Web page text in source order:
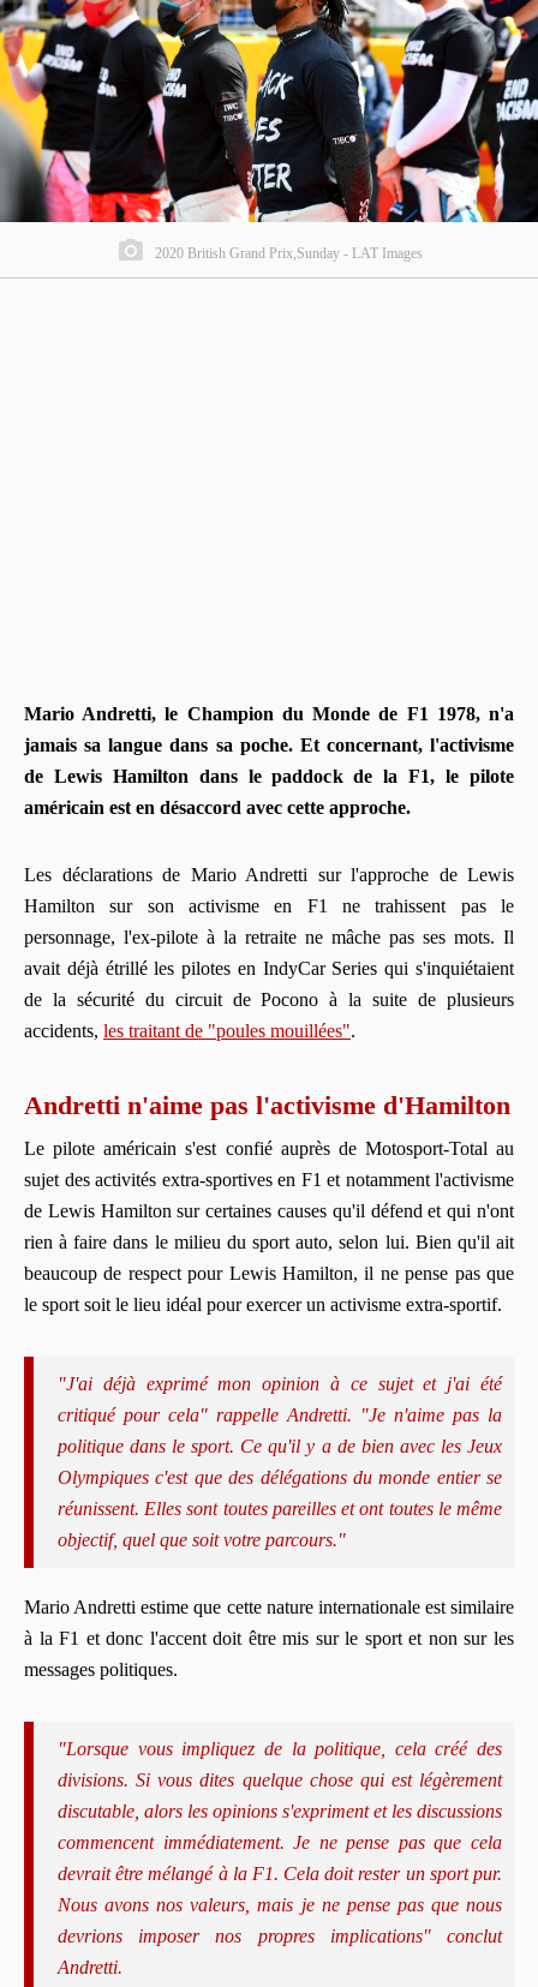
2020 British Grand Prix,Sunday - LAT Images
Mario Andretti, le Champion du Monde de F1 1978, n'a
jamais sa langue dans sa poche. Et concernant, l'activisme
de Lewis Hamilton dans le paddock de la F1, le pilote
américain est en désaccord avec cette approche.
Les déclarations de Mario Andretti sur l'approche de Lewis
Hamilton sur son activisme en F1 ne trahissent pas le
personnage, l'ex-pilote à la retraite ne mâche pas ses mots. Il
avait déjà étrillé les pilotes en IndyCar Series qui s'inquiétaient
de la sécurité du circuit de Pocono à la suite de plusieurs
accidents, les traitant de "poules mouillées".
Andretti n'aime pas l'activisme d'Hamilton
Le pilote américain s'est confié auprès de Motosport-Total au
sujet des activités extra-sportives en F1 et notamment l'activisme
de Lewis Hamilton sur certaines causes qu'il défend et qui n'ont
rien à faire dans le milieu du sport auto, selon lui. Bien qu'il ait
beaucoup de respect pour Lewis Hamilton, il ne pense pas que
le sport soit le lieu idéal pour exercer un activisme extra-sportif.
"J'ai déjà exprimé mon opinion à ce sujet et j'ai été
critiqué pour cela" rappelle Andretti. "Je n'aime pas la
politique dans le sport. Ce qu'il y a de bien avec les Jeux
Olympiques c'est que des délégations du monde entier se
réunissent. Elles sont toutes pareilles et ont toutes le même
objectif, quel que soit votre parcours."
Mario Andretti estime que cette nature internationale est similaire
à la F1 et donc l'accent doit être mis sur le sport et non sur les
messages politiques.
"Lorsque vous impliquez de la politique, cela créé des
divisions. Si vous dites quelque chose qui est légèrement
discutable, alors les opinions s'expriment et les discussions
commencent immédiatement. Je ne pense pas que cela
devrait être mélangé à la F1. Cela doit rester un sport pur.
Nous avons nos valeurs, mais je ne pense pas que nous
devrions imposer nos propres implications" conclut
Andretti.